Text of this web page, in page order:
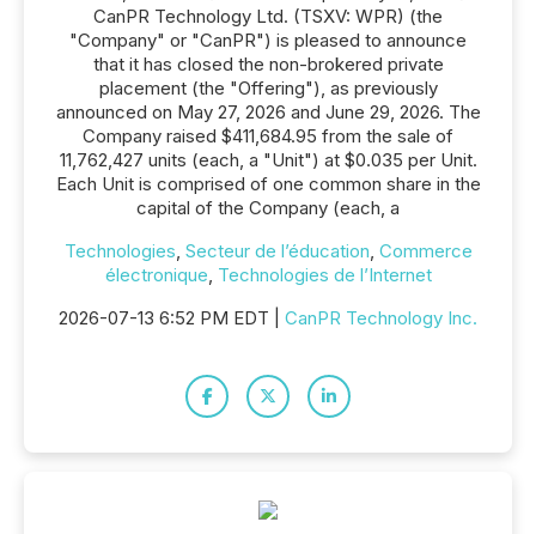
CanPR Technology Ltd. (TSXV: WPR) (the
"Company" or "CanPR") is pleased to announce
that it has closed the non-brokered private
placement (the "Offering"), as previously
announced on May 27, 2026 and June 29, 2026. The
Company raised $411,684.95 from the sale of
11,762,427 units (each, a "Unit") at $0.035 per Unit.
Each Unit is comprised of one common share in the
capital of the Company (each, a
Technologies, Secteur de l’éducation, Commerce
électronique, Technologies de l’Internet
2026-07-13 6:52 PM EDT | CanPR Technology Inc.